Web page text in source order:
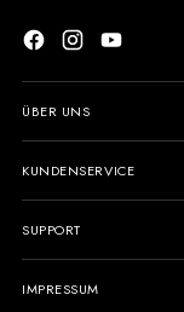
ÜBER UNS
KUNDENSERVICE
SUPPORT
IMPRESSUM